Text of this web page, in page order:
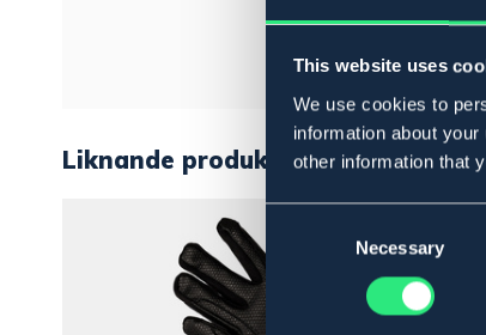
This website uses
We use cookies to
information about
other information that
Necessary
Liknande produkter